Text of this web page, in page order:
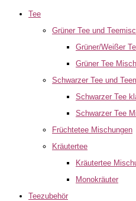
Tee
Grüner Tee und
Grüner/Weißer
Grüner Tee
Schwarzer Tee und
Schwarzer Tee
Schwarzer Tee
Früchtetee Mischungen
Kräutertee
Kräutertee
Monokräuter
Teezubehör